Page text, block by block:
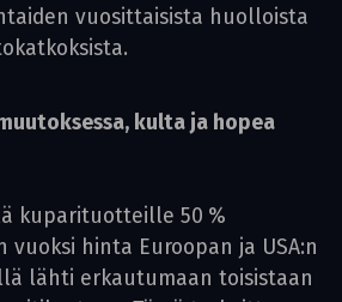
vuosittaisista huolloista
kulta ja hopea
kuparituotteille 50 %
hinta Euroopan ja USA:n
lähti erkautumaan toisistaan